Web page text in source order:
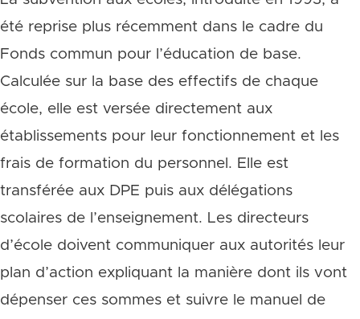
été reprise plus récemment dans le cadre du
Fonds commun pour l’éducation de base.
Calculée sur la base des effectifs de chaque
école, elle est versée directement aux
établissements pour leur fonctionnement et les
frais de formation du personnel. Elle est
transférée aux DPE puis aux délégations
scolaires de l’enseignement. Les directeurs
d’école doivent communiquer aux autorités leur
plan d’action expliquant la manière dont ils vont
dépenser ces sommes et suivre le manuel de